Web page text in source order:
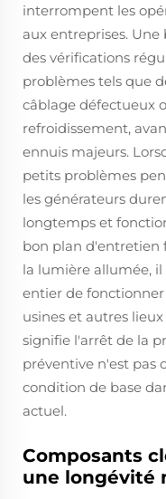
interrompent les
aux entreprises.
des vérifications
problèmes tels que
câblage défectueux
refroidissement,
ennuis majeurs.
petits problèmes
les générateurs
longtemps et
bon plan d'entretien
la lumière allumée,
entier de
usines et autres
signifie l'arrêt de la
préventive n'est pas
condition de base
actuel.
Composants
une longévité